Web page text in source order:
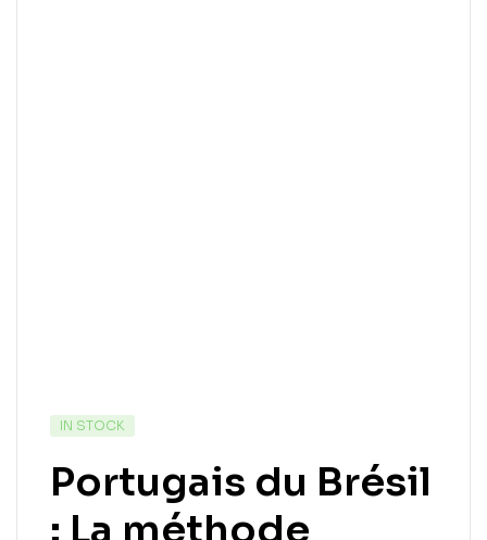
IN STOCK
Portugais du Brésil
: La méthode